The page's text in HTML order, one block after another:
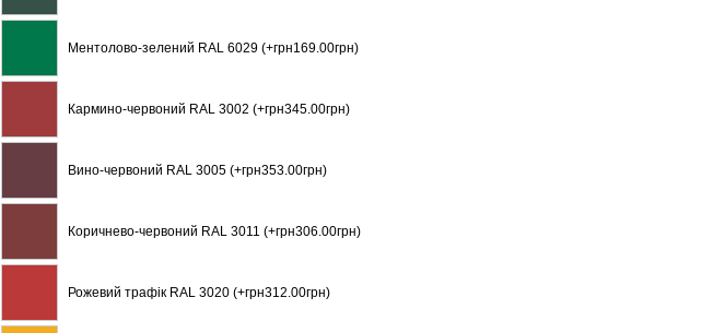
Ментолово-зелений RAL 6029 (+грн169.00грн)
Кармино-червоний RAL 3002 (+грн345.00грн)
Вино-червоний RAL 3005 (+грн353.00грн)
Коричнево-червоний RAL 3011 (+грн306.00грн)
Рожевий трафік RAL 3020 (+грн312.00грн)